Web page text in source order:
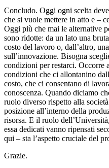
Concludo. Oggi ogni scelta
che si vuole mettere in atto e –
Oggi più che mai le alternative
sono ridotte: da un lato una
costo del lavoro o, dall’altro,
sull’innovazione. Bisogna
condizioni per restarci. Occorre
condizioni che ci allontanino
costo, che ci consentano di
conoscenza. Quando diciamo
ruolo diverso rispetto alla
posizione all’interno della
risorsa. E il ruolo
essa dedicati vanno ripensati
qui – sta l’aspetto cruciale del
Grazie.